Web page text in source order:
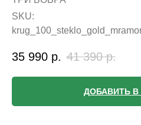
SKU:
35 990 р. 41 390 р.
ДОБАВИТЬ В